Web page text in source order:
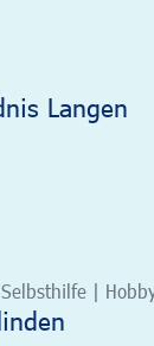
Langen
|